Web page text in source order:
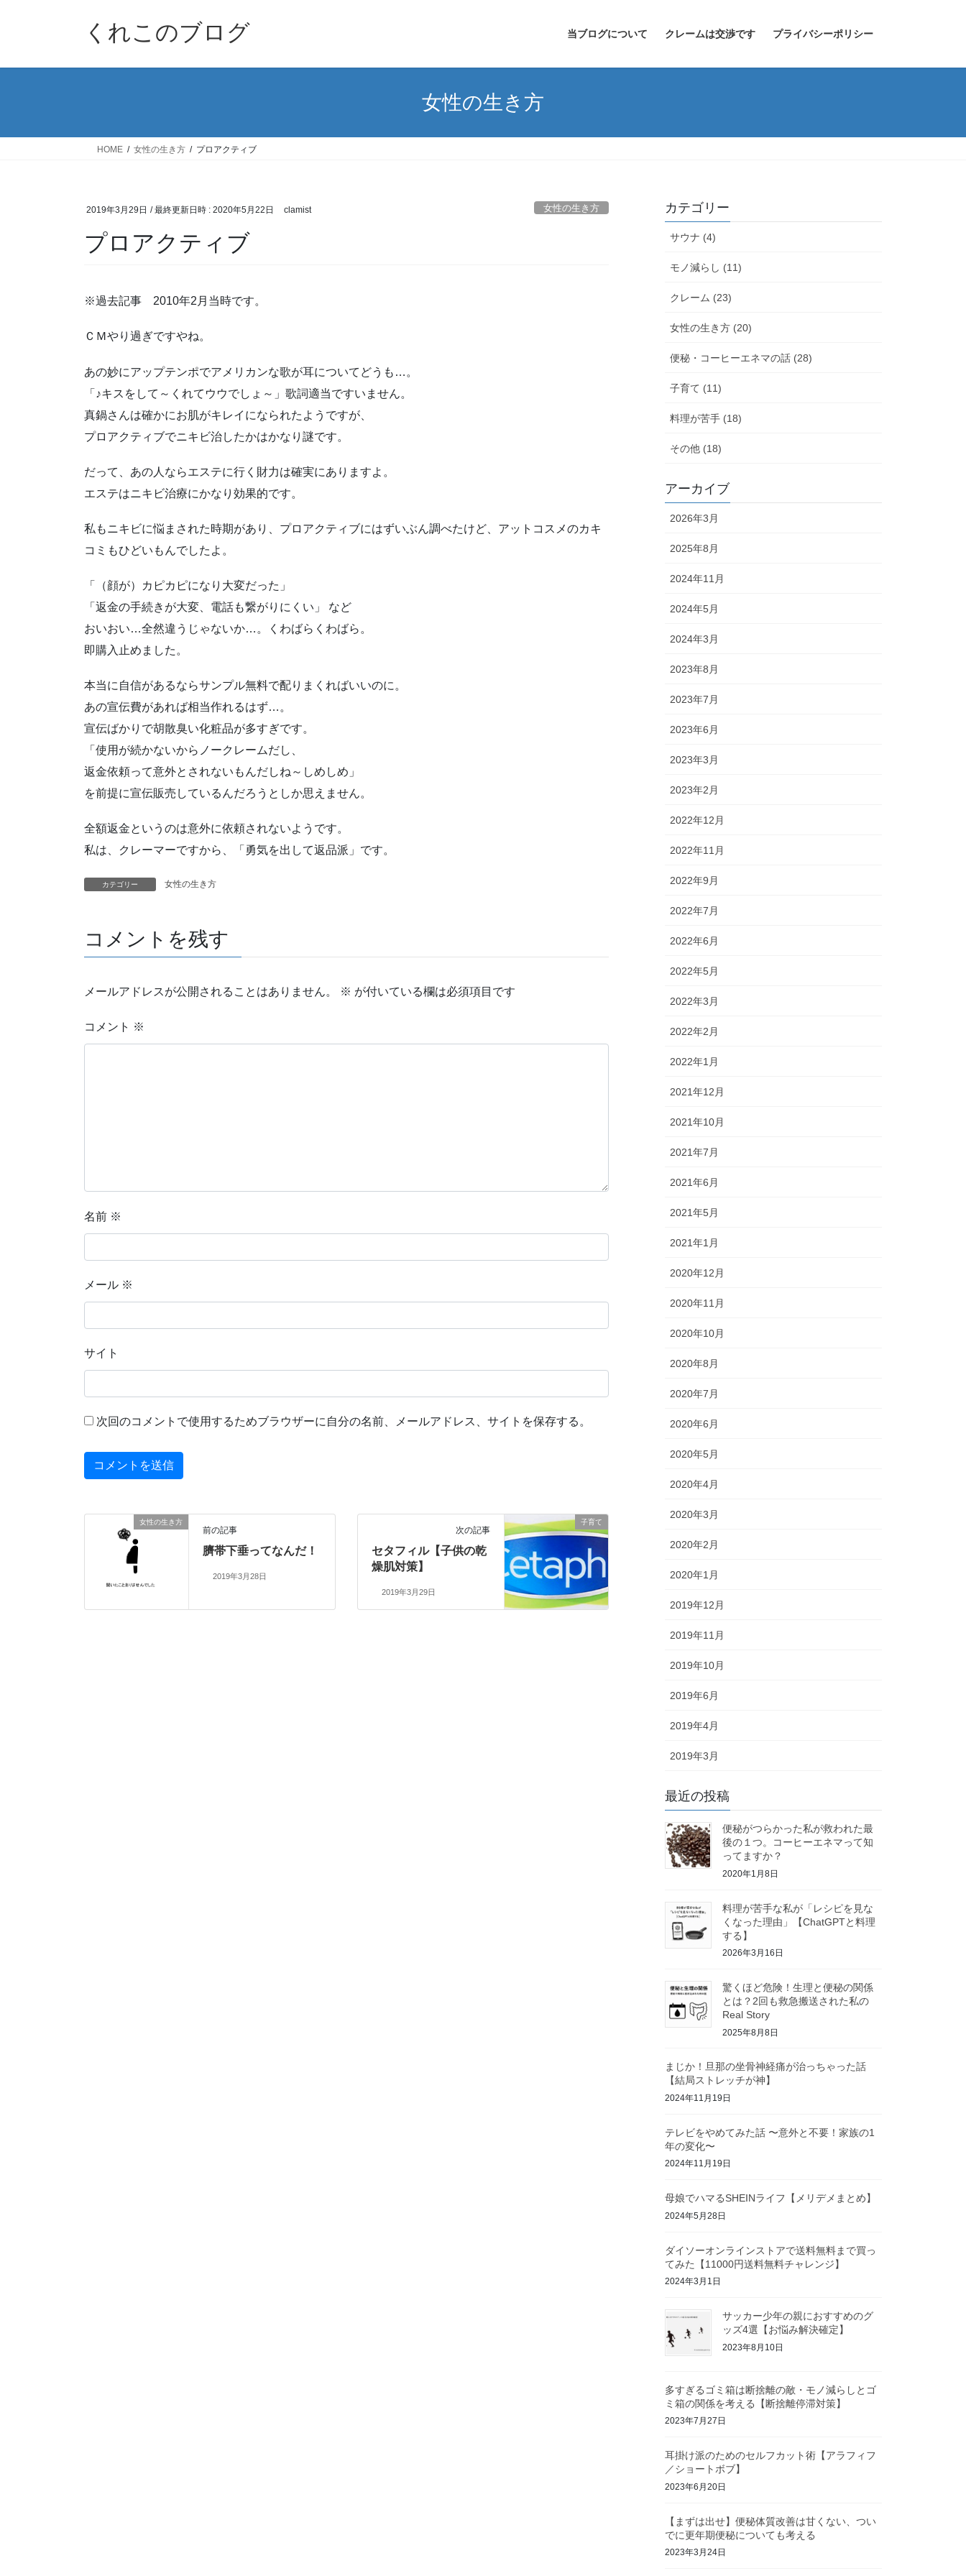
くれこのブログ 当ブログについて クレームは交渉です プライバシーポリシー
女性の生き方
HOME 女性の生き方 プロアクティブ
2019年3月29日 / 最終更新日時 : 2020年5月22日 clamist 女性の生き方
プロアクティブ
※過去記事 2010年2月当時です。
ＣＭやり過ぎですやね。
あの妙にアップテンポでアメリカンな歌が耳についてどうも…。
「♪キスをして～くれてウウでしょ～」歌詞適当ですいません。
真鍋さんは確かにお肌がキレイになられたようですが、
プロアクティブでニキビ治したかはかなり謎です。
だって、あの人ならエステに行く財力は確実にありますよ。
エステはニキビ治療にかなり効果的です。
私もニキビに悩まされた時期があり、プロアクティブにはずいぶん調べたけど、アットコスメのカキ
コミもひどいもんでしたよ。
「（顔が）カピカピになり大変だった」
「返金の手続きが大変、電話も繋がりにくい」 など
おいおい…全然違うじゃないか…。くわばらくわばら。
即購入止めました。
本当に自信があるならサンプル無料で配りまくればいいのに。
あの宣伝費があれば相当作れるはず…。
宣伝ばかりで胡散臭い化粧品が多すぎです。
「使用が続かないからノークレームだし、
返金依頼って意外とされないもんだしね～しめしめ」
を前提に宣伝販売しているんだろうとしか思えません。
全額返金というのは意外に依頼されないようです。
私は、クレーマーですから、「勇気を出して返品派」です。
カテゴリー 女性の生き方
コメントを残す
メールアドレスが公開されることはありません。 ※ が付いている欄は必須項目です
コメント ※
名前 ※
メール ※
サイト
次回のコメントで使用するためブラウザーに自分の名前、メールアドレス、サイトを保存する。
女性の生き方
前の記事
臍帯下垂ってなんだ！
2019年3月28日
子育て
次の記事
セタフィル【子供の乾
燥肌対策】
2019年3月29日
カテゴリー
サウナ (4)
モノ減らし (11)
クレーム (23)
女性の生き方 (20)
便秘・コーヒーエネマの話 (28)
子育て (11)
料理が苦手 (18)
その他 (18)
アーカイブ
2026年3月
2025年8月
2024年11月
2024年5月
2024年3月
2023年8月
2023年7月
2023年6月
2023年3月
2023年2月
2022年12月
2022年11月
2022年9月
2022年7月
2022年6月
2022年5月
2022年3月
2022年2月
2022年1月
2021年12月
2021年10月
2021年7月
2021年6月
2021年5月
2021年1月
2020年12月
2020年11月
2020年10月
2020年8月
2020年7月
2020年6月
2020年5月
2020年4月
2020年3月
2020年2月
2020年1月
2019年12月
2019年11月
2019年10月
2019年6月
2019年4月
2019年3月
最近の投稿
便秘がつらかった私が救われた最
後の１つ。コーヒーエネマって知
ってますか？
2020年1月8日
料理が苦手な私が「レシピを見な
くなった理由」【ChatGPTと料理
する】
2026年3月16日
驚くほど危険！生理と便秘の関係
とは？2回も救急搬送された私の
Real Story
2025年8月8日
まじか！旦那の坐骨神経痛が治っちゃった話
【結局ストレッチが神】
2024年11月19日
テレビをやめてみた話 〜意外と不要！家族の1
年の変化〜
2024年11月19日
母娘でハマるSHEINライフ【メリデメまとめ】
2024年5月28日
ダイソーオンラインストアで送料無料まで買っ
てみた【11000円送料無料チャレンジ】
2024年3月1日
サッカー少年の親におすすめのグ
ッズ4選【お悩み解決確定】
2023年8月10日
多すぎるゴミ箱は断捨離の敵・モノ減らしとゴ
ミ箱の関係を考える【断捨離停滞対策】
2023年7月27日
耳掛け派のためのセルフカット術【アラフィフ
／ショートボブ】
2023年6月20日
【まずは出せ】便秘体質改善は甘くない、つい
でに更年期便秘についても考える
2023年3月24日